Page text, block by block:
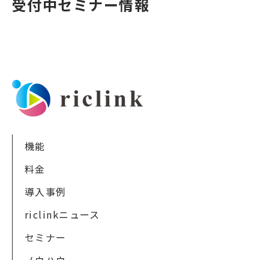
受付中セミナー情報
機能
料金
導入事例
riclinkニュース
セミナー